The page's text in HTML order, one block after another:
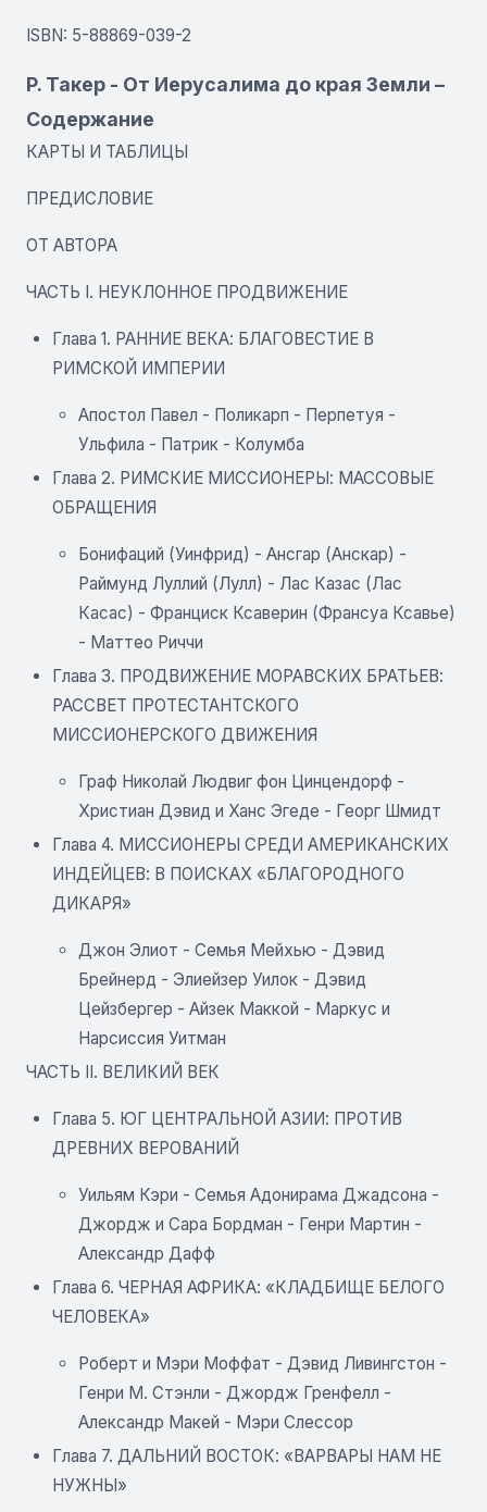
ISBN: 5-88869-039-2
P. Такер - От Иерусалима до края Земли –
Содержание
КАРТЫ И ТАБЛИЦЫ
ПРЕДИСЛОВИЕ
ОТ АВТОРА
ЧАСТЬ I. НЕУКЛОННОЕ ПРОДВИЖЕНИЕ
Глава 1. РАННИЕ ВЕКА: БЛАГОВЕСТИЕ В
РИМСКОЙ ИМПЕРИИ
Апостол Павел - Поликарп - Перпетуя -
Ульфила - Патрик - Колумба
Глава 2. РИМСКИЕ МИССИОНЕРЫ: МАССОВЫЕ
ОБРАЩЕНИЯ
Бонифаций (Уинфрид) - Ансгар (Анскар) -
Раймунд Луллий (Лулл) - Лас Казас (Лас
Касас) - Франциск Ксаверин (Франсуа Ксавье)
- Маттео Риччи
Глава 3. ПРОДВИЖЕНИЕ МОРАВСКИХ БРАТЬЕВ:
РАССВЕТ ПРОТЕСТАНТСКОГО
МИССИОНЕРСКОГО ДВИЖЕНИЯ
Граф Николай Людвиг фон Цинцендорф -
Христиан Дэвид и Ханс Эгеде - Георг Шмидт
Глава 4. МИССИОНЕРЫ СРЕДИ АМЕРИКАНСКИХ
ИНДЕЙЦЕВ: В ПОИСКАХ «БЛАГОРОДНОГО
ДИКАРЯ»
Джон Элиот - Семья Мейхью - Дэвид
Брейнерд - Элиейзер Уилок - Дэвид
Цейзбергер - Айзек Маккой - Маркус и
Нарсиссия Уитман
ЧАСТЬ II. ВЕЛИКИЙ ВЕК
Глава 5. ЮГ ЦЕНТРАЛЬНОЙ АЗИИ: ПРОТИВ
ДРЕВНИХ ВЕРОВАНИЙ
Уильям Кэри - Семья Адонирама Джадсона -
Джордж и Сара Бордман - Генри Мартин -
Александр Дафф
Глава 6. ЧЕРНАЯ АФРИКА: «КЛАДБИЩЕ БЕЛОГО
ЧЕЛОВЕКА»
Роберт и Мэри Моффат - Дэвид Ливингстон -
Генри М. Стэнли - Джордж Гренфелл -
Александр Макей - Мэри Слессор
Глава 7. ДАЛЬНИЙ ВОСТОК: «ВАРВАРЫ НАМ НЕ
НУЖНЫ»